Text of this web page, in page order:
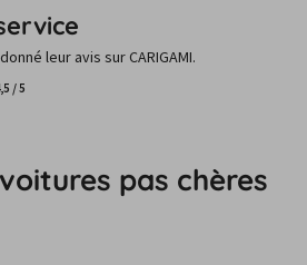
leur avis sur CARIGAMI.
/5
pas chères